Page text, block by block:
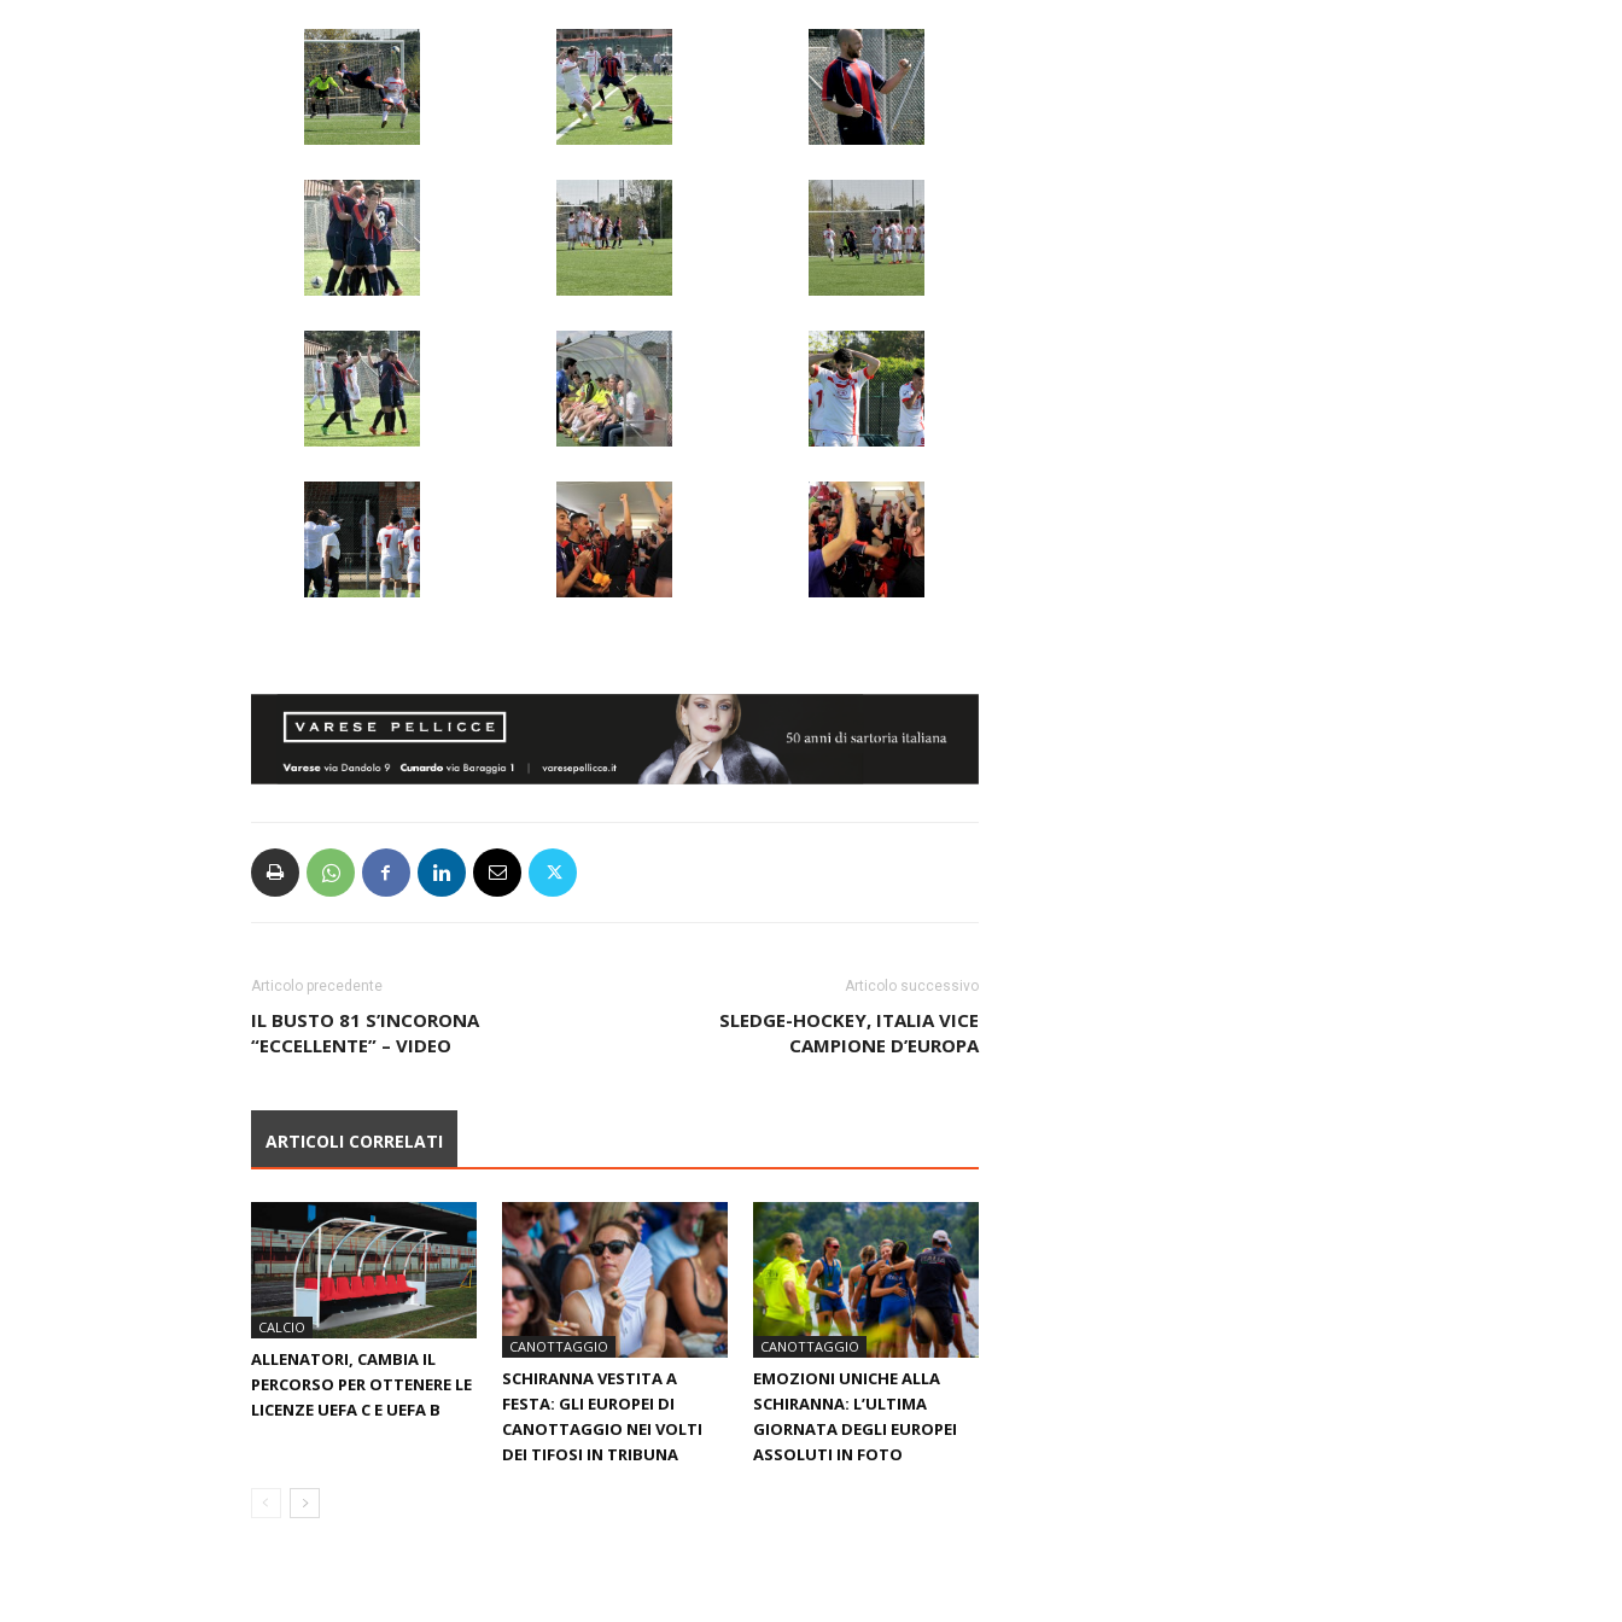
Articolo precedente
IL BUSTO 81 S’INCORONA
“ECCELLENTE” – VIDEO
Articolo successivo
SLEDGE-HOCKEY, ITALIA VICE
CAMPIONE D’EUROPA
ARTICOLI CORRELATI
CALCIO
ALLENATORI, CAMBIA IL
PERCORSO PER OTTENERE LE
LICENZE UEFA C E UEFA B
CANOTTAGGIO
SCHIRANNA VESTITA A
FESTA: GLI EUROPEI DI
CANOTTAGGIO NEI VOLTI
DEI TIFOSI IN TRIBUNA
CANOTTAGGIO
EMOZIONI UNICHE ALLA
SCHIRANNA: L’ULTIMA
GIORNATA DEGLI EUROPEI
ASSOLUTI IN FOTO